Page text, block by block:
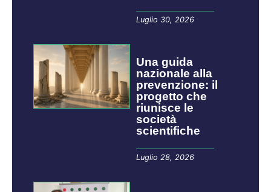
Luglio 30, 2026
​​​​Una guida
nazionale alla
prevenzione: il
progetto che
riunisce le
società
scientifiche
Luglio 28, 2026